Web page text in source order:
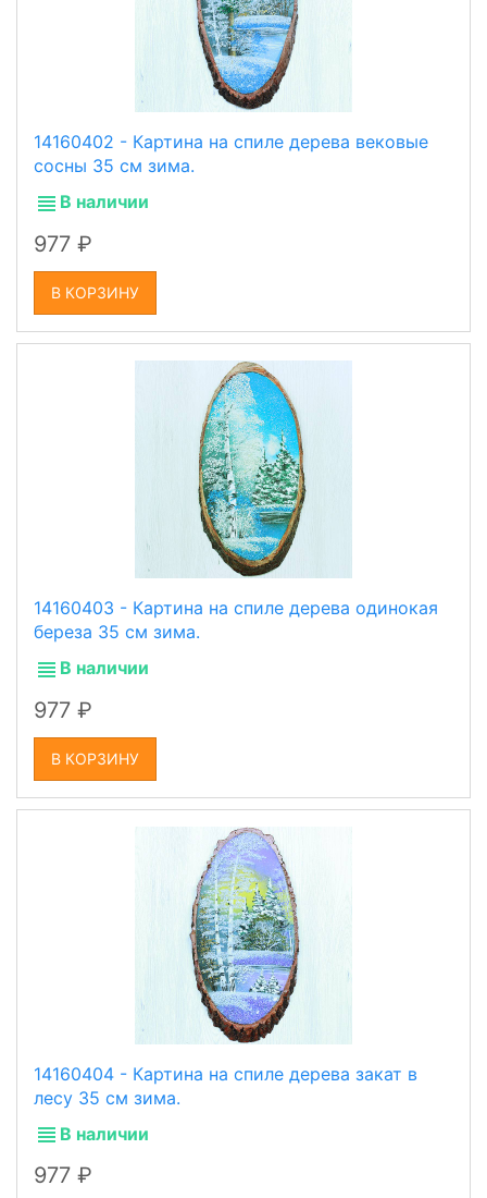
14160402 - Картина на спиле дерева вековые
сосны 35 см зима.
В наличии
977
В КОРЗИНУ
14160403 - Картина на спиле дерева одинокая
береза 35 см зима.
В наличии
977
В КОРЗИНУ
14160404 - Картина на спиле дерева закат в
лесу 35 см зима.
В наличии
977